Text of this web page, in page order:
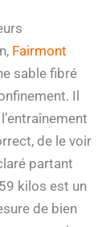
Fairmont
sable fibré
Il
de le voir
partant
kilos est un
de bien